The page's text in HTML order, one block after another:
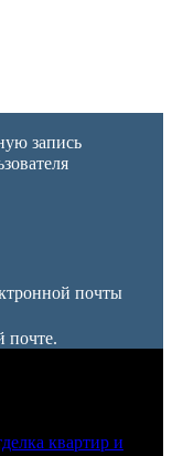
запись
почты
почте.
квартир и